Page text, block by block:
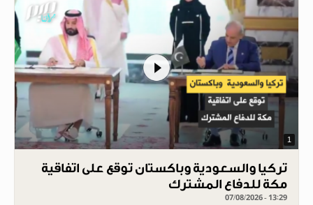
1
تركيا والسعودية وباكستان توقع على اتفاقية
مكة للدفاع المشترك
07/08/2026 - 13:29